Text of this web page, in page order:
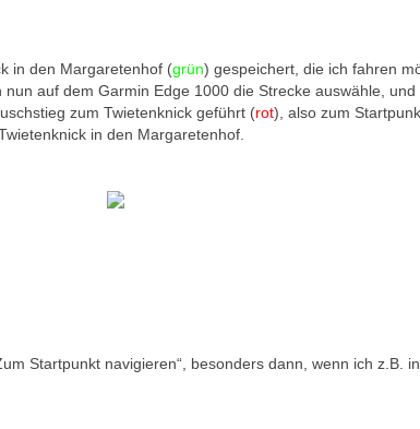
in den Margaretenhof (grün) gespeichert, die ich fahren
auf dem Garmin Edge 1000 die Strecke auswähle,
zum Twietenknick geführt (rot), also zum
in den Margaretenhof.
Startpunkt navigieren“, besonders dann, wenn ich z.B.